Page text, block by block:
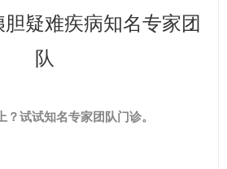
疑难疾病知名专家团
队
？试试知名专家团队门诊。